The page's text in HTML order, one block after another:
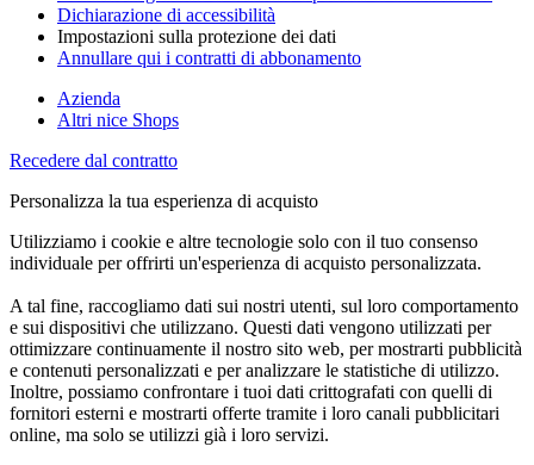
Dichiarazione di accessibilità
Impostazioni sulla protezione dei dati
Annullare qui i contratti di abbonamento
Azienda
Altri nice Shops
Recedere dal contratto
Personalizza la tua esperienza di acquisto
Utilizziamo i cookie e altre tecnologie solo con il tuo consenso
individuale per offrirti un'esperienza di acquisto personalizzata.
A tal fine, raccogliamo dati sui nostri utenti, sul loro comportamento
e sui dispositivi che utilizzano. Questi dati vengono utilizzati per
ottimizzare continuamente il nostro sito web, per mostrarti pubblicità
e contenuti personalizzati e per analizzare le statistiche di utilizzo.
Inoltre, possiamo confrontare i tuoi dati crittografati con quelli di
fornitori esterni e mostrarti offerte tramite i loro canali pubblicitari
online, ma solo se utilizzi già i loro servizi.